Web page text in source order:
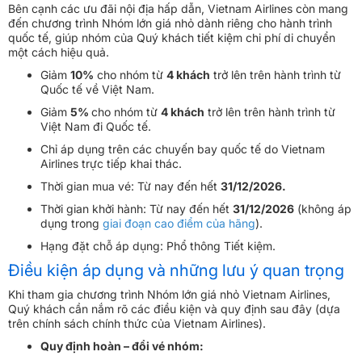
Bên cạnh các ưu đãi nội địa hấp dẫn, Vietnam Airlines còn mang
đến chương trình Nhóm lớn giá nhỏ dành riêng cho hành trình
quốc tế, giúp nhóm của Quý khách tiết kiệm chi phí di chuyển
một cách hiệu quả.
Giảm 10% cho nhóm từ 4 khách trở lên trên hành trình từ
Quốc tế về Việt Nam.
Giảm 5% cho nhóm từ 4 khách trở lên trên hành trình từ
Việt Nam đi Quốc tế.
Chỉ áp dụng trên các chuyến bay quốc tế do Vietnam
Airlines trực tiếp khai thác.
Thời gian mua vé: Từ nay đến hết 31/12/2026.
Thời gian khởi hành: Từ nay đến hết 31/12/2026 (không áp
dụng trong giai đoạn cao điểm của hãng).
Hạng đặt chỗ áp dụng: Phổ thông Tiết kiệm.
Điều kiện áp dụng và những lưu ý quan trọng
Khi tham gia chương trình Nhóm lớn giá nhỏ Vietnam Airlines,
Quý khách cần nắm rõ các điều kiện và quy định sau đây (dựa
trên chính sách chính thức của Vietnam Airlines).
Quy định hoàn – đổi vé nhóm: